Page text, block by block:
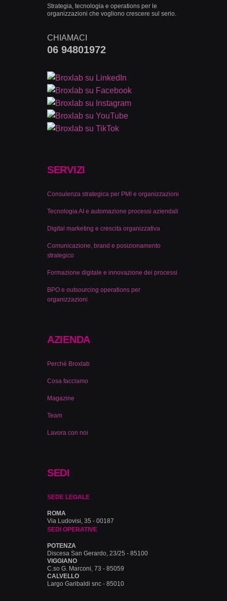
Strategia, tecnologia e operations per le
organizzazioni che vogliono crescere sul serio.
CHIAMACI
06 94801972
SERVIZI
Consulenza strategica per PMI e organizzazioni
Tecnologia AI e automazione processi aziendali
Digital marketing e crescita organizzativa
Comunicazione, brand e posizionamento
strategico
Formazione digitale e innovazione dei processi
BPO e outsourcing operations per
organizzazioni
AZIENDA
Perché Broxlab
Cosa facciamo
Magazine
Team
Lavora con noi
SEDI
SEDE LEGALE
ROMA
Via Ludovisi, 35 - 00187
SEDI OPERATIVE
POTENZA
Discesa San Gerardo, 23/25 - 85100
VIGGIANO
C.so G. Marconi, 73 - 85059
CALVELLO
Largo Garibaldi snc - 85010